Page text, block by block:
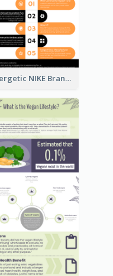
Energetic NIKE Branding Stories Design Idea